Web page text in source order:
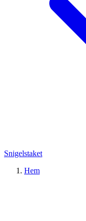
Snigelstaket
Hem